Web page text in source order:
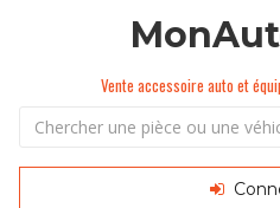
Vente accessoire auto et